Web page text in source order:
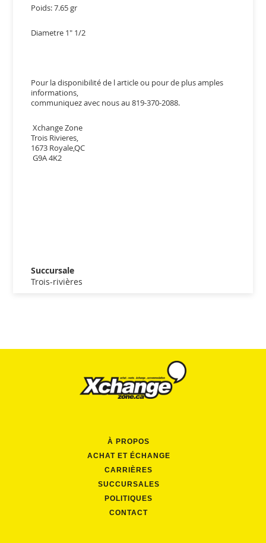
Poids: 7.65 gr
Diametre 1" 1/2
Pour la disponibilité de l article ou pour de plus amples
informations,
communiquez avec nous au 819-370-2088.
Xchange Zone
Trois Rivieres,
1673 Royale,QC
G9A 4K2
Succursale
Trois-rivières
À PROPOS
ACHAT ET ÉCHANGE
CARRIÈRES
SUCCURSALES
POLITIQUES
CONTACT